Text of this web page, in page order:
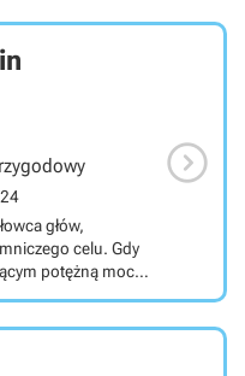
głów,
celu. Gdy
potężną mocą,
